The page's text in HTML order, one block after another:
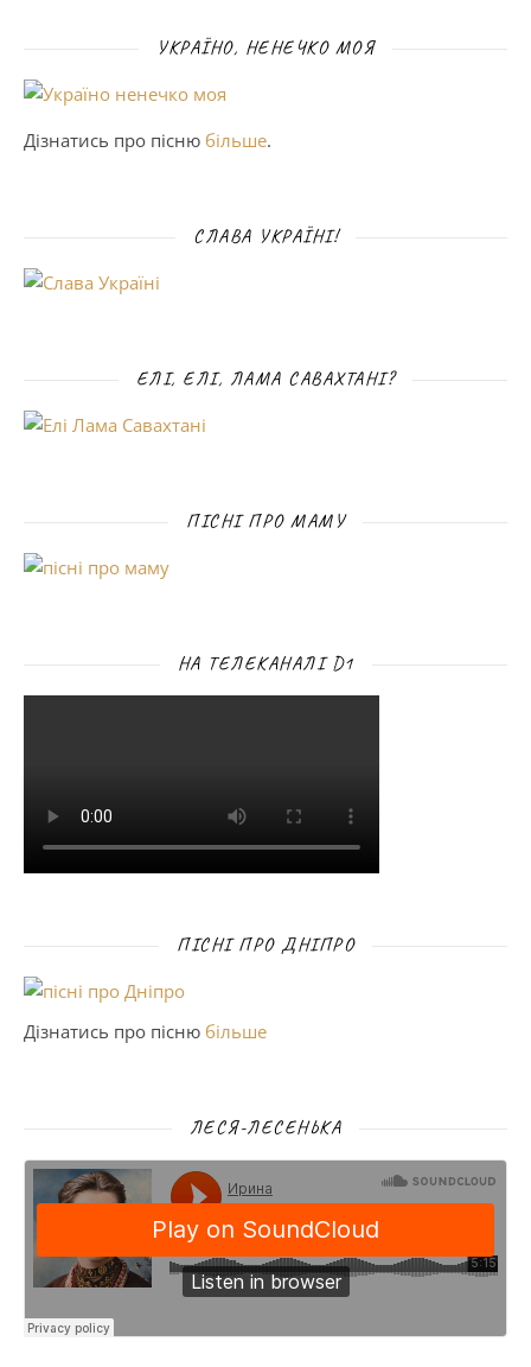
УКРАЇНО, НЕНЕЧКО МОЯ
Дізнатись про пісню більше.
СЛАВА УКРАЇНІ!
ЕЛІ, ЕЛІ, ЛАМА САВАХТАНІ?
ПІСНІ ПРО МАМУ
НА ТЕЛЕКАНАЛІ D1
ПІСНІ ПРО ДНІПРО
Дізнатись про пісню більше
ЛЕСЯ-ЛЕСЕНЬКА